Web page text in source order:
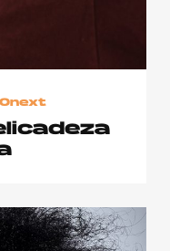
agency. TODOS LOS